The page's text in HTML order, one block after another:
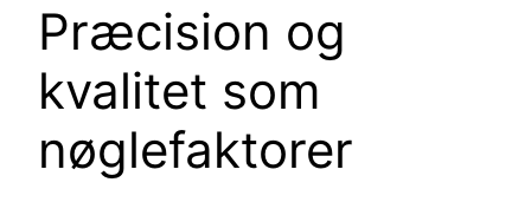
Præcision og
kvalitet som
nøglefaktorer